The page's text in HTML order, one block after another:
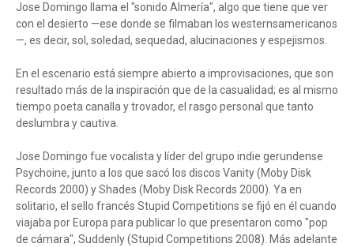
Jose Domingo llama el "sonido Almería", algo que tiene que ver
con el desierto —ese donde se filmaban los westernsamericanos
—, es decir, sol, soledad, sequedad, alucinaciones y espejismos.
En el escenario está siempre abierto a improvisaciones, que son
resultado más de la inspiración que de la casualidad; es al mismo
tiempo poeta canalla y trovador, el rasgo personal que tanto
deslumbra y cautiva.
Jose Domingo fue vocalista y líder del grupo indie gerundense
Psychoine, junto a los que sacó los discos Vanity (Moby Disk
Records 2000) y Shades (Moby Disk Records 2000). Ya en
solitario, el sello francés Stupid Competitions se fijó en él cuando
viajaba por Europa para publicar lo que presentaron como "pop
de cámara", Suddenly (Stupid Competitions 2008). Más adelante